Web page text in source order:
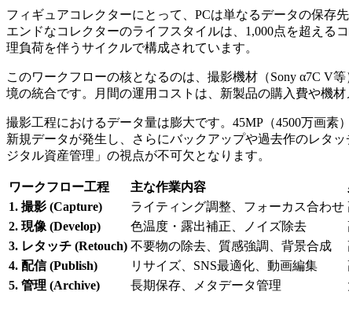
フィギュアコレクターにとって、PCは単なるデータの保存
エンドなコレクターのライフスタイルは、1,000点を超える
理負荷を伴うサイクルで構成されています。
このワークフローの核となるのは、撮影機材（Sony α7C V
境の統合です。月間の運用コストは、新製品の購入費や機
撮影工程におけるデータ量は膨大です。45MP（4500万画
新規データが発生し、さらにバックアップや過去作のレタ
ジタル資産管理」の視点が不可欠となります。
ワークフロー工程 主な作業内容
1. 撮影 (Capture)
ライティング調整、フォーカス合わせ
2. 現像 (Develop)
色温度・露出補正、ノイズ除去
3. レタッチ (Retouch) 不要物の除去、質感強調、背景合成
4. 配信 (Publish)
リサイズ、SNS最適化、動画編集
5. 管理 (Archive)
長期保存、メタデータ管理